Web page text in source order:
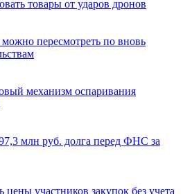
товары от ударов дронов
пересмотреть по вновь
механизм оспаривания
млн руб. долга перед ФНС за
участников закупок без учета